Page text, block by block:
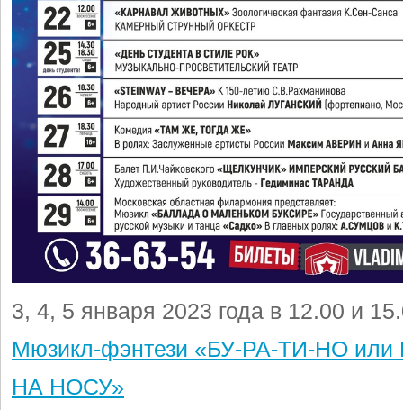
3, 4, 5 января 2023 года в 12.00 и
Мюзикл-фэнтези «БУ-РА-ТИ-НО
НА НОСУ»